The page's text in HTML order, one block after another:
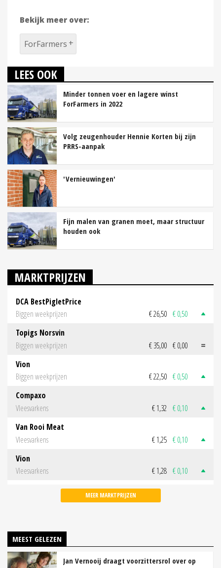
Bekijk meer over:
ForFarmers
LEES OOK
Minder tonnen voer en lagere winst
ForFarmers in 2022
Volg zeugenhouder Hennie Korten bij zijn
PRRS-aanpak
'Vernieuwingen'
Fijn malen van granen moet, maar structuur
houden ook
MARKTPRIJZEN
DCA BestPigletPrice
Biggen weekprijzen
€ 26,50 € 0,50
Topigs Norsvin
Biggen weekprijzen
€ 35,00 € 0,00
Vion
Biggen weekprijzen
€ 22,50 € 0,50
Compaxo
Vleesvarkens
€ 1,32 € 0,10
Van Rooi Meat
Vleesvarkens
€ 1,25 € 0,10
Vion
Vleesvarkens
€ 1,28 € 0,10
MEER MARKTPRIJZEN
MEEST GELEZEN
Jan Vernooij draagt voorzittersrol over op